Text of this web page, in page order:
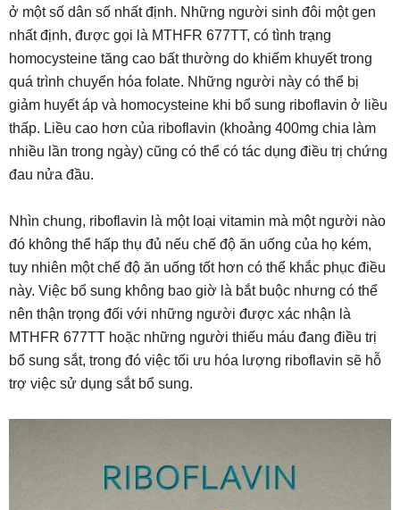
ở một số dân số nhất định. Những người sinh đôi một gen
nhất định, được gọi là MTHFR 677TT, có tình trạng
homocysteine ​​​​tăng cao bất thường do khiếm khuyết trong
quá trình chuyển hóa folate. Những người này có thể bị
giảm huyết áp và homocysteine ​​khi bổ sung riboflavin ở liều
thấp. Liều cao hơn của riboflavin (khoảng 400mg chia làm
nhiều lần trong ngày) cũng có thể có tác dụng điều trị chứng
đau nửa đầu.
Nhìn chung, riboflavin là một loại vitamin mà một người nào
đó không thể hấp thụ đủ nếu chế độ ăn uống của họ kém,
tuy nhiên một chế độ ăn uống tốt hơn có thể khắc phục điều
này. Việc bổ sung không bao giờ là bắt buộc nhưng có thể
nên thận trọng đối với những người được xác nhận là
MTHFR 677TT hoặc những người thiếu máu đang điều trị
bổ sung sắt, trong đó việc tối ưu hóa lượng riboflavin sẽ hỗ
trợ việc sử dụng sắt bổ sung.